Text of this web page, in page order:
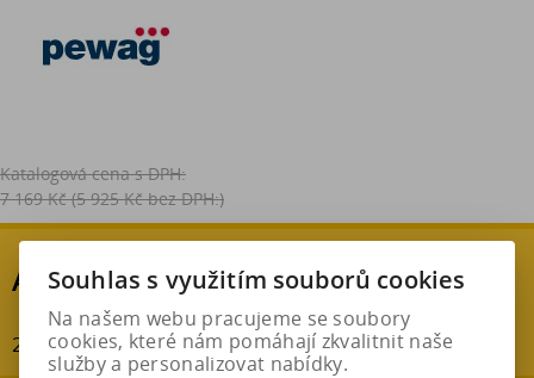
Katalogová cena s DPH:
7 169 Kč (5 925 Kč bez DPH:)
AKČNÍ SLEVA
20 % - ušetříte : 1 434 Kč
Souhlas s využitím souborů cookies
Na našem webu pracujeme se soubory
cookies, které nám pomáhají zkvalitnit naše
služby a personalizovat nabídky.